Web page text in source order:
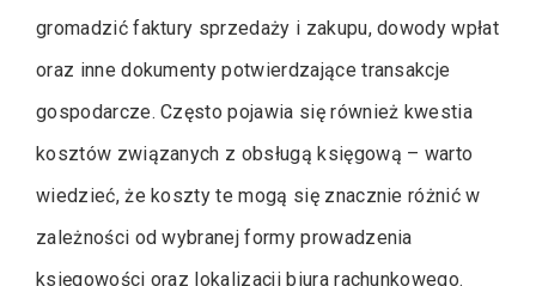
gromadzić faktury sprzedaży i zakupu, dowody wpłat
oraz inne dokumenty potwierdzające transakcje
gospodarcze. Często pojawia się również kwestia
kosztów związanych z obsługą księgową – warto
wiedzieć, że koszty te mogą się znacznie różnić w
zależności od wybranej formy prowadzenia
księgowości oraz lokalizacji biura rachunkowego.